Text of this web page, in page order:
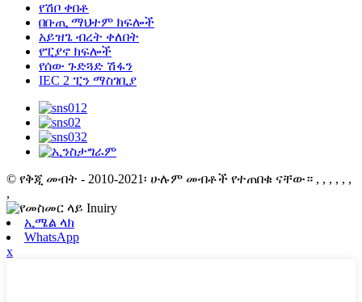
የሽቦ ቀበቶ
በቡጢ ማህተም ክፍሎች
አይዝጌ ብረት ቀለበት
የፒያኖ ክፍሎች
የሰው ጉድጓድ ሽፋን
IEC 2 ፒን ማስገቢያ
© የቅጂ መብት - 2010-2021፡ ሁሉም መብቶች የተጠበቁ ናቸው። , , , , , ,
,
ኢሜል ላክ
WhatsApp
x